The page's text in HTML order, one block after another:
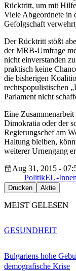
Rücktritt, um mit
Viele Abgeordnete in
Gefolgschaft
Der Rücktritt stößt
der MRB-Umfrage
nicht einverstanden
praktisch keine
die bisherigen
rechtspopulistischen
Parlament nicht
Eine
Dimokratia oder der
Regierungschef am
Haltung bleiben,
weiterer Urnengang
Aug 31, 2015 -
PolitikEU-
Drucken Aktie
MEIST GELESEN
Bulgariens hohe
demografische Krise
GESUNDHEIT